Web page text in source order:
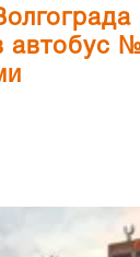
автобус